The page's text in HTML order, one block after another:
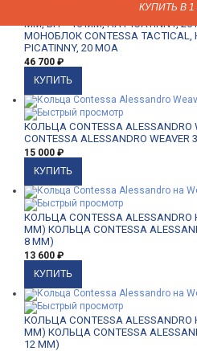
КУПИТЬ В 1
КУПИТЬ В 1
КУПИТЬ В 1
КУПИТЬ В 1
КУПИТЬ В 1
КУПИТЬ В 1
КУПИТЬ В 1
КУПИТЬ В 1
КУПИТЬ В 1
КУПИТЬ В 1
КУПИТЬ В 1
БЫСТРОСЪЕМНЫЙ МОНОБЛОК
ММ, BH = 15 ММ, НА PICATINNY, 20
МОНОБЛОК CONTESSA
PICATINNY, 20 MOA
46 700 ₽
КУПИТЬ В 1
КОЛЬЦА CONTESSA ALESSANDRO
CONTESSA ALESSANDRO WEAVER
15 000 ₽
КУПИТЬ В 1
КОЛЬЦА CONTESSA
ММ) КОЛЬЦА CONTESSA
8 ММ)
13 600 ₽
КУПИТЬ В 1
КОЛЬЦА CONTESSA
ММ) КОЛЬЦА CONTESSA
12 ММ)
КУПИТЬ В 1
КУПИТЬ В 1
КУПИТЬ В 1
КУПИТЬ В 1